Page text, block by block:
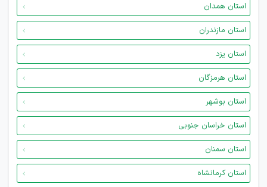
استان همدان
استان مازندران
استان یزد
استان هرمزگان
استان بوشهر
استان خراسان جنوبی
استان سمنان
استان کرمانشاه